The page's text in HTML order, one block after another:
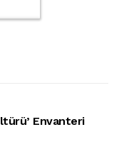
Envanteri